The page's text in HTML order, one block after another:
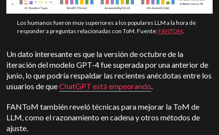
Los humanos fueron muy superiores a los populares LLM a la hora de
responder a preguntas relacionadas con ToM. Fuente:FANTOM
Un dato interesante es que la versión de octubre de la
iteración del modelo GPT-4 fue superada por una anterior de
junio, lo que podría respaldar las recientes anécdotas entre los
usuarios de queChatGPT está empeorando
FANToM también reveló técnicas para mejorar la ToM de
LLM, como el razonamiento en cadena y otros métodos de
ajuste.